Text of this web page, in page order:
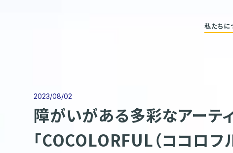
私たちに
2023/08/02
障がいがある多彩なアーテ
「COCOLORFUL（ココロ